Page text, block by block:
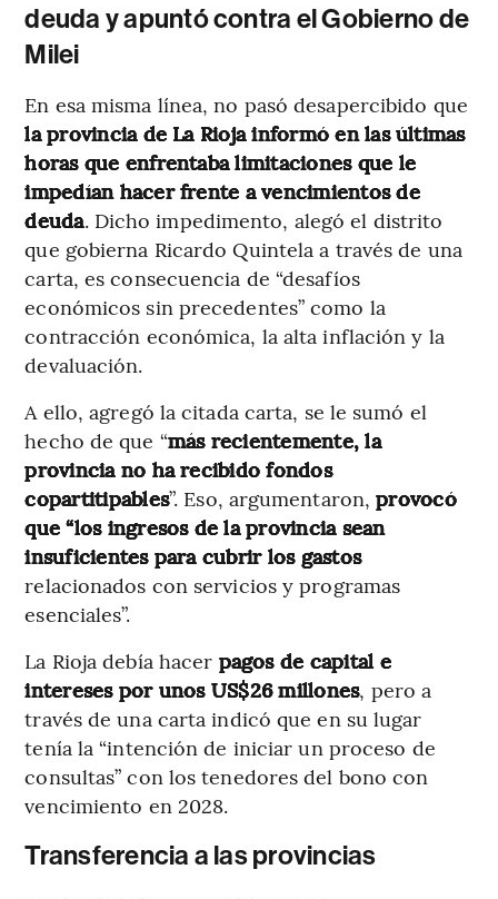
deuda y apuntó contra el Gobierno de
Milei
En esa misma línea, no pasó desapercibido que
la provincia de La Rioja informó en las últimas
horas que enfrentaba limitaciones que le
impedían hacer frente a vencimientos de
deuda. Dicho impedimento, alegó el distrito
que gobierna Ricardo Quintela a través de una
carta, es consecuencia de “desafíos
económicos sin precedentes” como la
contracción económica, la alta inflación y la
devaluación.
A ello, agregó la citada carta, se le sumó el
hecho de que “más recientemente, la
provincia no ha recibido fondos
copartitipables”. Eso, argumentaron,provocó
que “los ingresos de la provincia sean
insuficientes para cubrir los gastos
relacionados con servicios y programas
esenciales”.
La Rioja debía hacer pagos de capital e
intereses por unos US$26 millones, pero a
través de una carta indicó que en su lugar
tenía la “intención de iniciar un proceso de
consultas” con los tenedores del bono con
vencimiento en 2028.
Transferencia a las provincias